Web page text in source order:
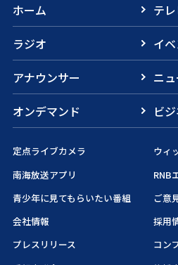
ホーム
テ
ラジオ
イ
アナウンサー
ニ
オンデマンド
ビ
定点ライブカメラ
ウィ
南海放送アプリ
RNB
青少年に見てもらいたい番組
ご意
会社情報
採用
プレスリリース
コン